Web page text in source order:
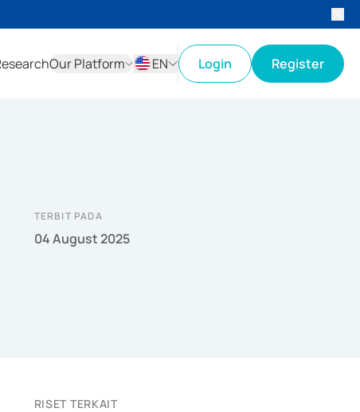
Our Platform
EN
Login Register
TERBIT PADA
04 August 2025
RISET TERKAIT